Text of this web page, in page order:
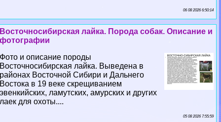
06 08 2026 6:50:14
Восточносибирская лайка. Порода собак. Описание и
фотографии
Фото и описание породы
Восточносибирская лайка. Выведена в
районах Восточной Сибири и Дальнего
Востока в 19 веке скрещиванием
эвенкийских, ламутских, амурских и других
лаек для охоты....
05 08 2026 7:55:59